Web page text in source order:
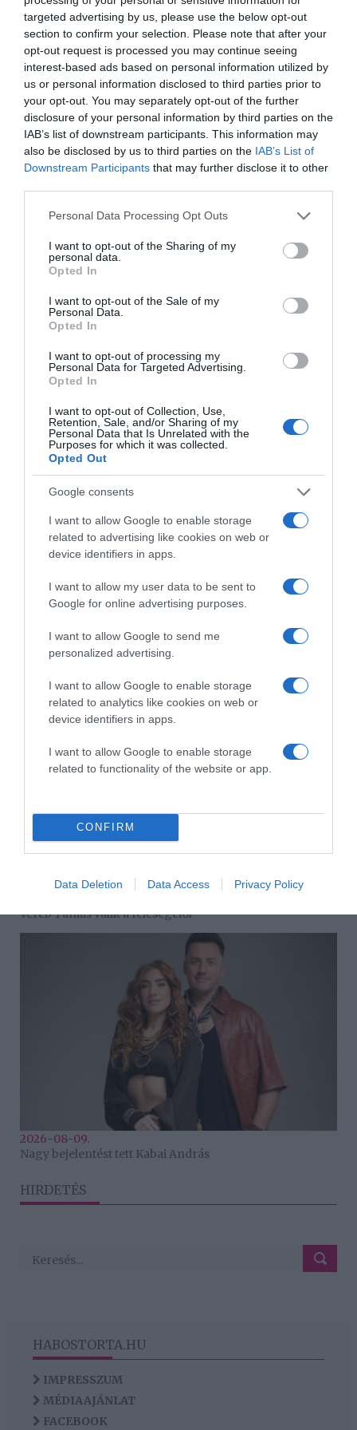
targeted advertising by us, please use the below opt-out
section to confirm your selection. Please note that after your
opt-out request is processed you may continue seeing
interest-based ads based on personal information utilized by
us or personal information disclosed to third parties prior to
your opt-out. You may separately opt-out of the further
disclosure of your personal information by third parties on the
IAB’s list of downstream participants. This information may
also be disclosed by us to third parties on the IAB’s List of
Downstream Participants that may further disclose it to other
Please note that this website/app uses one or more Google
not limited to your visit or usage behaviour. You may click to
grant or deny consent to Google and its third-party tags to
use your data for below specified purposes in below Google
consent section.
Personal Data Processing Opt Outs
I want to opt-out of the Sharing of my
personal data.
Opted In
I want to opt-out of the Sale of my
Personal Data.
Opted In
I want to opt-out of processing my
Personal Data for Targeted Advertising.
Opted In
I want to opt-out of Collection, Use,
Retention, Sale, and/or Sharing of my
Personal Data that Is Unrelated with the
Purposes for which it was collected.
Opted Out
Google consents
I want to allow Google to enable storage
related to advertising like cookies on web or
device identifiers in apps.
I want to allow my user data to be sent to
Google for online advertising purposes.
I want to allow Google to send me
personalized advertising.
I want to allow Google to enable storage
related to analytics like cookies on web or
device identifiers in apps.
I want to allow Google to enable storage
related to functionality of the website or app.
CONFIRM
Data Deletion Data Access Privacy Policy
Megosztás: Facebook Pinterest
Címkék: párkapcsolat, próbatétel,Krausz Gábor,
megerősödés,Ázsia Expressz,Mikes Anna
Korábbi bejegyzések Következő bejegyzés
2026-08-09.
Citromos tiramisu recept limoncellóval
2026-08-09.
Veréb Tamás válik a feleségétől
2026-08-09.
Nagy bejelentést tett Kabai András
HIRDETÉS
HABOSTORTA.HU
IMPRESSZUM
MÉDIAAJÁNLAT
FACEBOOK